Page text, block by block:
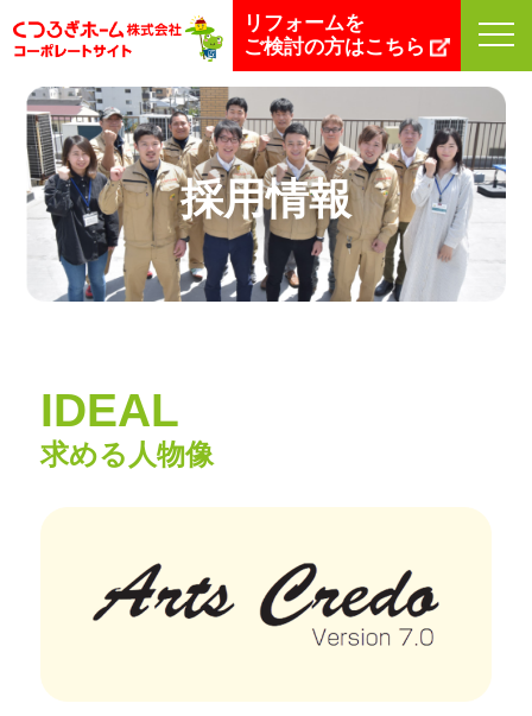
リフォームを
ご検討の方はこちら
くつろぎホーム株式会社 > 採用情報TOP
採用情報
IDEAL
求める人物像